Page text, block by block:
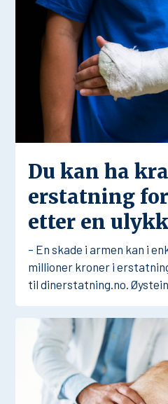
Du kan ha
erstatning
etter en
– En skade i armen kan i
millioner kroner i
til dinerstatning.no.